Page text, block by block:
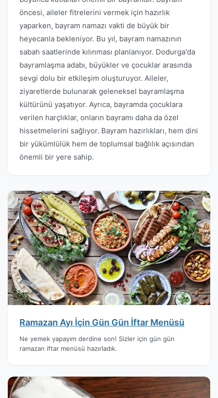
öncesi, aileler fitrelerini vermek için hazırlık
yaparken, bayram namazı vakti de büyük bir
heyecanla bekleniyor. Bu yıl, bayram namazının
sabah saatlerinde kılınması planlanıyor. Dodurga'da
bayramlaşma adabı, büyükler ve çocuklar arasında
sevgi dolu bir etkileşim oluşturuyor. Aileler,
ziyaretlerde bulunarak geleneksel bayramlaşma
kültürünü yaşatıyor. Ayrıca, bayramda çocuklara
verilen harçlıklar, onların bayramı daha da özel
hissetmelerini sağlıyor. Bayram hazırlıkları, hem dini
bir yükümlülük hem de toplumsal bağlılık açısından
önemli bir yere sahip.
Ramazan Ayı İçin Gün Gün İftar Menüsü
Ne yemek yapayım derdine son! Sizler için gün gün
ramazan iftar menüsü hazırladık.